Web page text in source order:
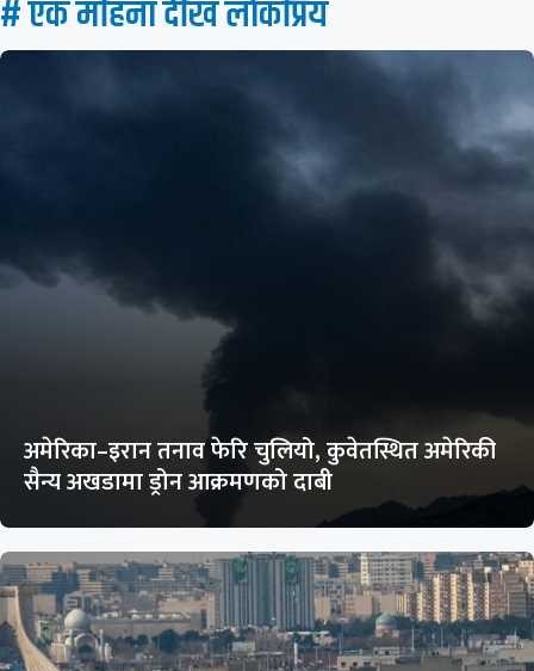
# एक महिना देखि लाेकप्रिय
अमेरिका–इरान तनाव फेरि चुलियो, कुवेतस्थित अमेरिकी
सैन्य अखडामा ड्रोन आक्रमणको दाबी